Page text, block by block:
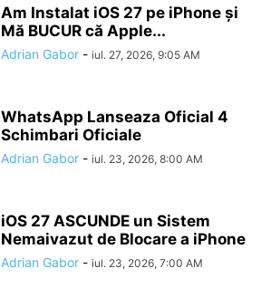
Am Instalat iOS 27 pe iPhone și
Mă BUCUR că Apple...
Adrian Gabor - iul. 27, 2026, 9:05 AM
WhatsApp Lanseaza Oficial 4
Schimbari Oficiale
Adrian Gabor - iul. 23, 2026, 8:00 AM
iOS 27 ASCUNDE un Sistem
Nemaivazut de Blocare a iPhone
Adrian Gabor - iul. 23, 2026, 7:00 AM